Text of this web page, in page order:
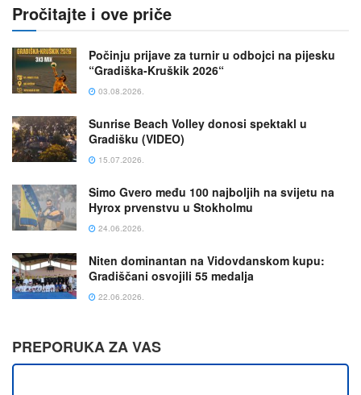
Pročitajte i ove priče
Počinju prijave za turnir u odbojci na pijesku
“Gradiška-Kruškik 2026“
03.08.2026.
Sunrise Beach Volley donosi spektakl u
Gradišku (VIDEO)
15.07.2026.
Simo Gvero među 100 najboljih na svijetu na
Hyrox prvenstvu u Stokholmu
24.06.2026.
Niten dominantan na Vidovdanskom kupu:
Gradiščani osvojili 55 medalja
22.06.2026.
PREPORUKA ZA VAS